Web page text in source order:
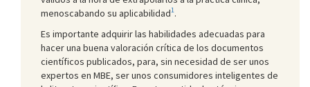
menoscabando su aplicabilidad1.
Es importante adquirir las habilidades adecuadas para
hacer una buena valoración crítica de los documentos
científicos publicados, para, sin necesidad de ser unos
expertos en MBE, ser unos consumidores inteligentes de